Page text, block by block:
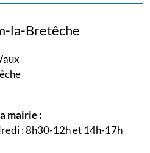
la-Bretêche
mairie :
: 8h30-12h et 14h-17h